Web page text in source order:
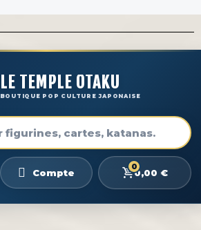
LE TEMPLE OTAKU
BOUTIQUE POP CULTURE JAPONAISE
Compte
0
0,00 €